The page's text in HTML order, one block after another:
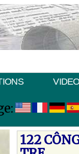
122